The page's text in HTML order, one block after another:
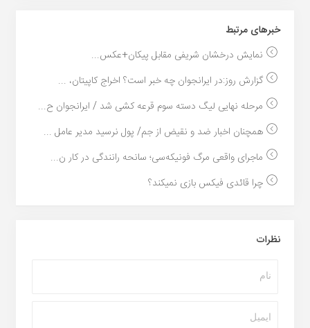
خبر‌های مرتبط
نمایش درخشان شریفی مقابل پیکان+عکس...
گزارش روز:در ایرانجوان چه خبر است؟ اخراج کاپیتان، ...
مرحله نهایی لیگ دسته سوم قرعه کشی شد / ایرانجوان ح...
همچنان اخبار ضد و نقیض از جم/ پول نرسید مدیر عامل ...
ماجرای واقعی مرگ فونیکه‌سی؛ سانحه رانندگی در کار ن...
چرا قائدی فیکس بازی نمیکند؟
نظرات